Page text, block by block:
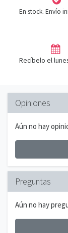
En stock. Envío
Recíbelo el
Opiniones
Aún no hay
Preguntas
Aún no hay